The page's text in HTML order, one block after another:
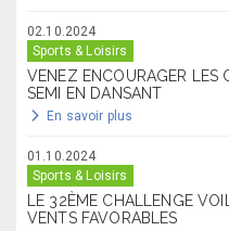
02.10.2024
Sports & Loisirs
VENEZ ENCOURAGER LES
SEMI EN DANSANT
En savoir plus
01.10.2024
Sports & Loisirs
LE 32ÈME CHALLENGE
VENTS FAVORABLES